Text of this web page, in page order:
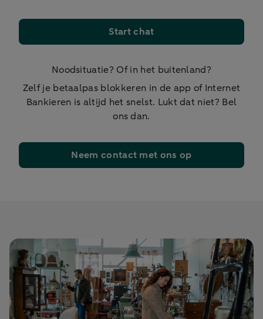
Start chat
Noodsituatie? Of in het buitenland?
Zelf je betaalpas blokkeren in de app of Internet
Bankieren is altijd het snelst. Lukt dat niet? Bel
ons dan.
Neem contact met ons op